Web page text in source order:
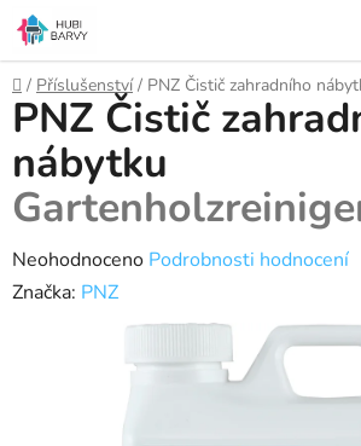
Přejít
na
obsah
Domů
/ Příslušenství / PNZ Čistič zahradního
PNZ Čistič
nábytku
Průměrné
hodnocení
Neohodnoceno Podrobnosti hodnocení
Značka: PNZ